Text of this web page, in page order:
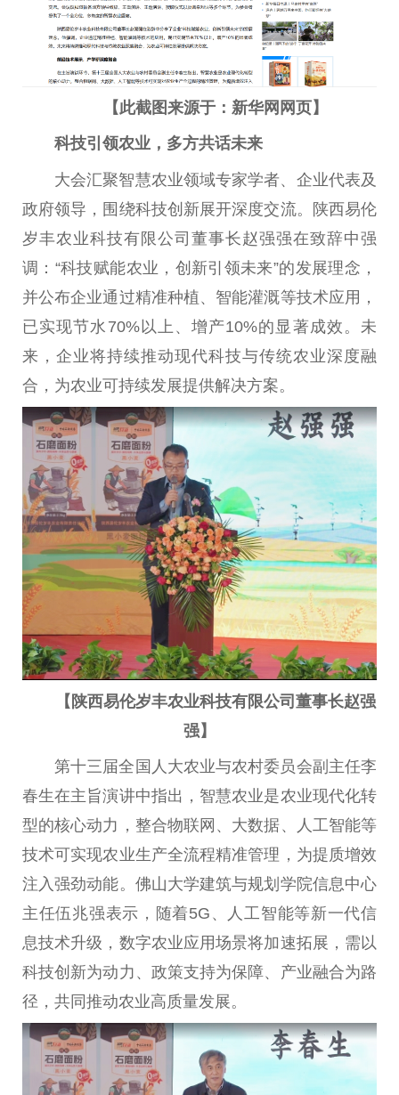
【此截图来源于：新华网网页】
科技引领农业，多方共话未来
大会汇聚智慧农业领域专家学者、企业代表及
政府领导，围绕科技创新展开深度交流。陕西易伦
岁丰农业科技有限公司董事长赵强强在致辞中强
调：“科技赋能农业，创新引领未来”的发展理念，
并公布企业通过精准种植、智能灌溉等技术应用，
已实现节水70%以上、增产10%的显著成效。未
来，企业将持续推动现代科技与传统农业深度融
合，为农业可持续发展提供解决方案。
【 陕西易伦岁丰农业科技有限公司董事长赵强
强】
第十三届全国人大农业与农村委员会副主任李
春生在主旨演讲中指出，智慧农业是农业现代化转
型的核心动力，整合物联网、大数据、人工智能等
技术可实现农业生产全流程精准管理，为提质增效
注入强劲动能。佛山大学建筑与规划学院信息中心
主任伍兆强表示，随着5G、人工智能等新一代信
息技术升级，数字农业应用场景将加速拓展，需以
科技创新为动力、政策支持为保障、产业融合为路
径，共同推动农业高质量发展。